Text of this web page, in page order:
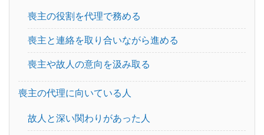
葬儀
家族葬 火葬式
一日葬
家族葬のマナー 家族葬の流れ
喪主の役割を代理で務める
喪主と連絡を取り合いながら進める
喪主や故人の意向を汲み取る
喪主の代理に向いている人
故人と深い関わりがあった人